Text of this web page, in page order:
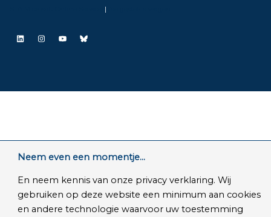
|
LinkedIn
Instagram
YouTube
Bluesky
Neem even een momentje...
En neem kennis van onze privacy verklaring. Wij
gebruiken op deze website een minimum aan cookies
en andere technologie waarvoor uw toestemming